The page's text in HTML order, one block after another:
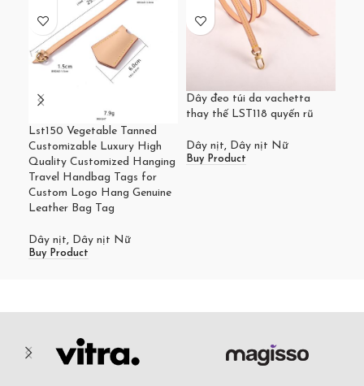
Lst150 Vegetable Tanned
Customizable Luxury High
Quality Customized Hanging
Travel Handbag Tags for
Custom Logo Hang Genuine
Leather Bag Tag
Dây nịt, Dây nịt Nữ
Buy Product
Dây đeo túi da vachetta
thay thế LST118 quyến rũ
Dây nịt, Dây nịt Nữ
Buy Product